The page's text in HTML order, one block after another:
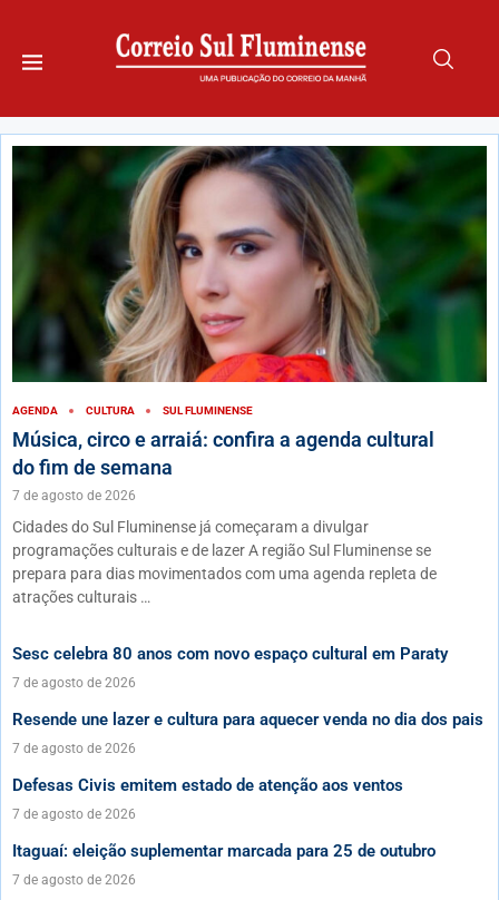
AGENDA CULTURA SUL FLUMINENSE
Música, circo e arraiá: confira a agenda cultural
do fim de semana
7 de agosto de 2026
Cidades do Sul Fluminense já começaram a divulgar
programações culturais e de lazer A região Sul Fluminense se
prepara para dias movimentados com uma agenda repleta de
atrações culturais …
Sesc celebra 80 anos com novo espaço cultural em Paraty
7 de agosto de 2026
Resende une lazer e cultura para aquecer venda no dia dos pais
7 de agosto de 2026
Defesas Civis emitem estado de atenção aos ventos
7 de agosto de 2026
Itaguaí: eleição suplementar marcada para 25 de outubro
7 de agosto de 2026